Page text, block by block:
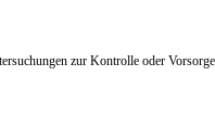
zur Kontrolle oder